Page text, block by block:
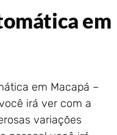
em Queimados – RJ
de Garagem de
em Nova Iguaçu – RJ
de Garagem de
em
em Macapá –
irá ver com a
variações